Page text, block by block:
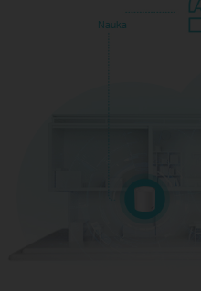
Nauka